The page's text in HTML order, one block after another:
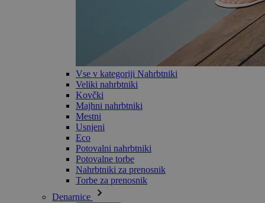
Vse v kategoriji Nahrbtniki
Veliki nahrbtniki
Kovčki
Majhni nahrbtniki
Mestni
Usnjeni
Eco
Potovalni nahrbtniki
Potovalne torbe
Nahrbtniki za prenosnik
Torbe za prenosnik
Denarnice